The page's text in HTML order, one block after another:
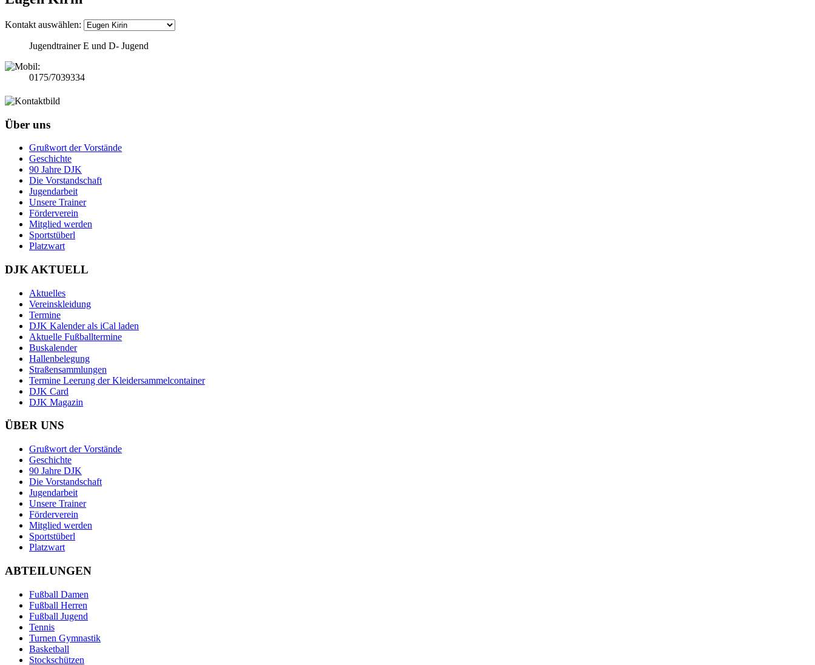
Kontakt auswählen:
Jugendtrainer E und D- Jugend
0175/7039334
Über uns
Grußwort der Vorstände
Geschichte
90 Jahre DJK
Die Vorstandschaft
Jugendarbeit
Unsere Trainer
Förderverein
Mitglied werden
Sportstüberl
Platzwart
DJK AKTUELL
Aktuelles
Vereinskleidung
Termine
DJK Kalender als iCal laden
Aktuelle Fußballtermine
Buskalender
Hallenbelegung
Straßensammlungen
Termine Leerung der Kleidersammelcontainer
DJK Card
DJK Magazin
ÜBER UNS
Grußwort der Vorstände
Geschichte
90 Jahre DJK
Die Vorstandschaft
Jugendarbeit
Unsere Trainer
Förderverein
Mitglied werden
Sportstüberl
Platzwart
ABTEILUNGEN
Fußball Damen
Fußball Herren
Fußball Jugend
Tennis
Turnen Gymnastik
Basketball
Stockschützen